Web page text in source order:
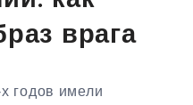
врага
годов имели